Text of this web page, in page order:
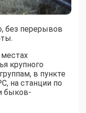
без перерывов
крупного
в пункте
на станции по
быков-